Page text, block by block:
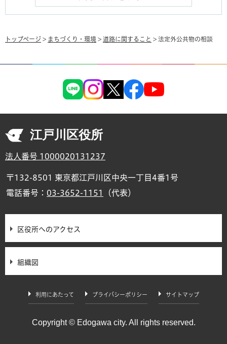
トップページ > まちづくり・環境 > 道路に関すること > 法定外公共物の相談
江戸川区役所
法人番号 1000020131237
〒132-8501 東京都江戸川区中央一丁目4番1号
電話番号： 03-3652-1151 （代表）
区役所へのアクセス
組織図
利用にあたって プライバシーポリシー サイトマップ
Copyright © Edogawa city. All rights reserved.